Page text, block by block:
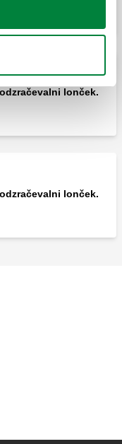
lonček.
lonček.